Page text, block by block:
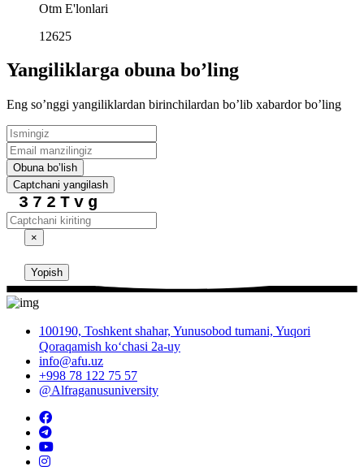
Otm E'lonlari
12625
Yangiliklarga obuna boʼling
Eng soʼnggi yangiliklardan birinchilardan boʼlib xabardor boʼling
Obuna boʼlish
Captchani yangilash
372Tvg
×
Yopish
100190, Toshkent shahar, Yunusobod tumani, Yuqori
Qoraqamish ko‘chasi 2a-uy
info@afu.uz
+998 78 122 75 57
@Alfraganusuniversity